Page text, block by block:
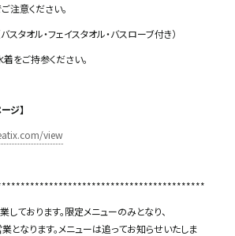
注意ください。
スタオル・フェイスタオル・バスローブ付き）
をご持参ください。
ジ】
view
ております。限定メニューのみとなり、
となります。メニューは追ってお知らせいたしま